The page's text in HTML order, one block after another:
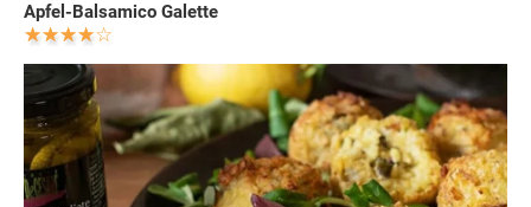
Apfel-Balsamico Galette